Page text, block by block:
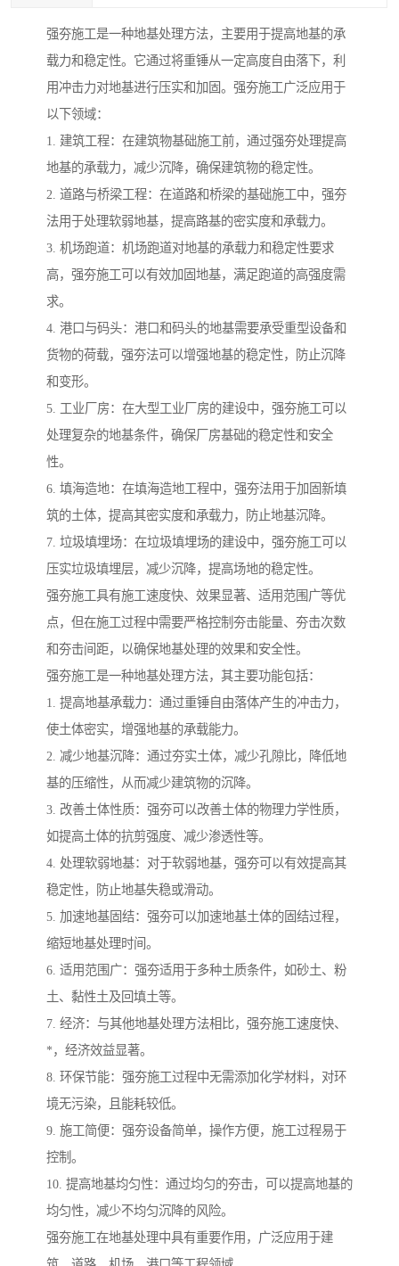
强夯施工是一种地基处理方法，主要用于提高地基的承
载力和稳定性。它通过将重锤从一定高度自由落下，利
用冲击力对地基进行压实和加固。强夯施工广泛应用于
以下领域：
1. 建筑工程：在建筑物基础施工前，通过强夯处理提高
地基的承载力，减少沉降，确保建筑物的稳定性。
2. 道路与桥梁工程：在道路和桥梁的基础施工中，强夯
法用于处理软弱地基，提高路基的密实度和承载力。
3. 机场跑道：机场跑道对地基的承载力和稳定性要求
高，强夯施工可以有效加固地基，满足跑道的高强度需
求。
4. 港口与码头：港口和码头的地基需要承受重型设备和
货物的荷载，强夯法可以增强地基的稳定性，防止沉降
和变形。
5. 工业厂房：在大型工业厂房的建设中，强夯施工可以
处理复杂的地基条件，确保厂房基础的稳定性和安全
性。
6. 填海造地：在填海造地工程中，强夯法用于加固新填
筑的土体，提高其密实度和承载力，防止地基沉降。
7. 垃圾填埋场：在垃圾填埋场的建设中，强夯施工可以
压实垃圾填埋层，减少沉降，提高场地的稳定性。
强夯施工具有施工速度快、效果显著、适用范围广等优
点，但在施工过程中需要严格控制夯击能量、夯击次数
和夯击间距，以确保地基处理的效果和安全性。
强夯施工是一种地基处理方法，其主要功能包括：
1. 提高地基承载力：通过重锤自由落体产生的冲击力，
使土体密实，增强地基的承载能力。
2. 减少地基沉降：通过夯实土体，减少孔隙比，降低地
基的压缩性，从而减少建筑物的沉降。
3. 改善土体性质：强夯可以改善土体的物理力学性质，
如提高土体的抗剪强度、减少渗透性等。
4. 处理软弱地基：对于软弱地基，强夯可以有效提高其
稳定性，防止地基失稳或滑动。
5. 加速地基固结：强夯可以加速地基土体的固结过程，
缩短地基处理时间。
6. 适用范围广：强夯适用于多种土质条件，如砂土、粉
土、黏性土及回填土等。
7. 经济：与其他地基处理方法相比，强夯施工速度快、
*，经济效益显著。
8. 环保节能：强夯施工过程中无需添加化学材料，对环
境无污染，且能耗较低。
9. 施工简便：强夯设备简单，操作方便，施工过程易于
控制。
10. 提高地基均匀性：通过均匀的夯击，可以提高地基的
均匀性，减少不均匀沉降的风险。
强夯施工在地基处理中具有重要作用，广泛应用于建